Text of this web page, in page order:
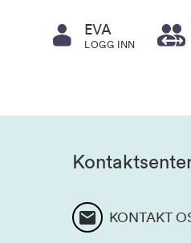
EVA
LOGG INN
KONTAKT